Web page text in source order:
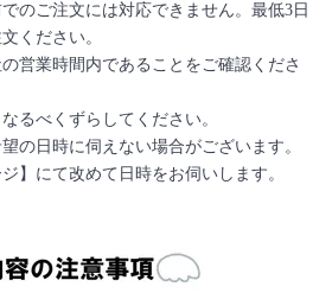
のご注文には対応できません。最低3日
ください。
営業時間内であることをご確認くださ
るべくずらしてください。
の日時に伺えない場合がございます。
】にて改めて日時をお伺いします。